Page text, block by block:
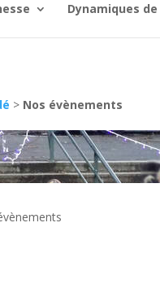
Dynamiques
> Nos évènements